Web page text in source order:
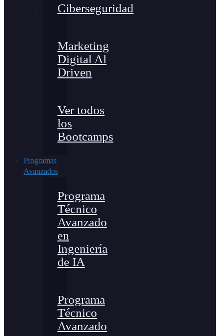
Ciberseguridad
Marketing
Digital Al
Driven
Ver todos
los
Bootcamps
Programas
Avanzados
Programa
Técnico
Avanzado
en
Ingeniería
de IA
Programa
Técnico
Avanzado